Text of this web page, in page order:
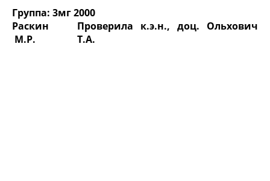
Группа: 3мг 2000
Раскин
М.Р.
Проверила к.э.н., доц. Ольхович
Т.А.